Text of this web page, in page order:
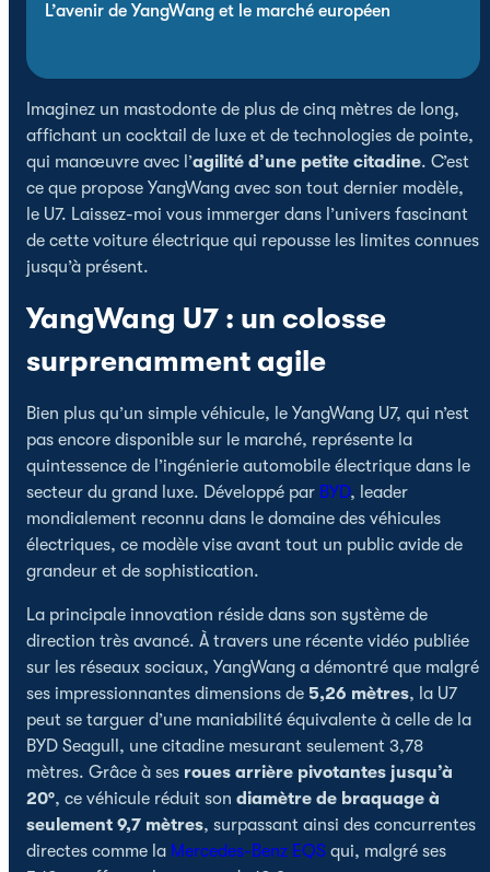
L’avenir de YangWang et le marché européen
Imaginez un mastodonte de plus de cinq mètres de long,
affichant un cocktail de luxe et de technologies de pointe,
qui manœuvre avec l’agilité d’une petite citadine. C’est
ce que propose YangWang avec son tout dernier modèle,
le U7. Laissez-moi vous immerger dans l’univers fascinant
de cette voiture électrique qui repousse les limites connues
jusqu’à présent.
YangWang U7 : un colosse
surprenamment agile
Bien plus qu’un simple véhicule, le YangWang U7, qui n’est
pas encore disponible sur le marché, représente la
quintessence de l’ingénierie automobile électrique dans le
secteur du grand luxe. Développé par BYD, leader
mondialement reconnu dans le domaine des véhicules
électriques, ce modèle vise avant tout un public avide de
grandeur et de sophistication.
La principale innovation réside dans son système de
direction très avancé. À travers une récente vidéo publiée
sur les réseaux sociaux, YangWang a démontré que malgré
ses impressionnantes dimensions de 5,26 mètres, la U7
peut se targuer d’une maniabilité équivalente à celle de la
BYD Seagull, une citadine mesurant seulement 3,78
mètres. Grâce à ses roues arrière pivotantes jusqu’à
20°, ce véhicule réduit son diamètre de braquage à
seulement 9,7 mètres, surpassant ainsi des concurrentes
directes comme la Mercedes-Benz EQS qui, malgré ses